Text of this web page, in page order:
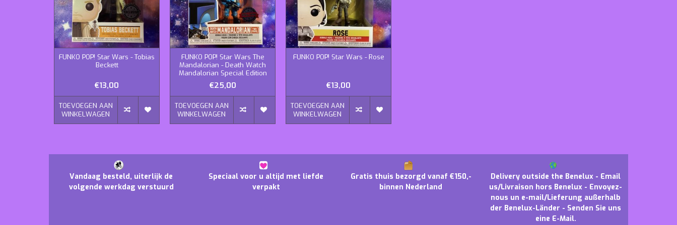
FUNKO POP! Star Wars - Tobias
Beckett
€13,00
TOEVOEGEN AAN
WINKELWAGEN
FUNKO POP! Star Wars The
Mandalorian - Death Watch
Mandalorian Special Edition
€25,00
TOEVOEGEN AAN
WINKELWAGEN
FUNKO POP! Star Wars - Rose
€13,00
TOEVOEGEN AAN
WINKELWAGEN
Vandaag besteld, uiterlijk de
volgende werkdag verstuurd
Speciaal voor u altijd met liefde
verpakt
Gratis thuis bezorgd vanaf €150,-
binnen Nederland
Delivery outside the Benelux - Email
us/Livraison hors Benelux - Envoyez-
nous un e-mail/Lieferung außerhalb
der Benelux-Länder - Senden Sie uns
eine E-Mail.